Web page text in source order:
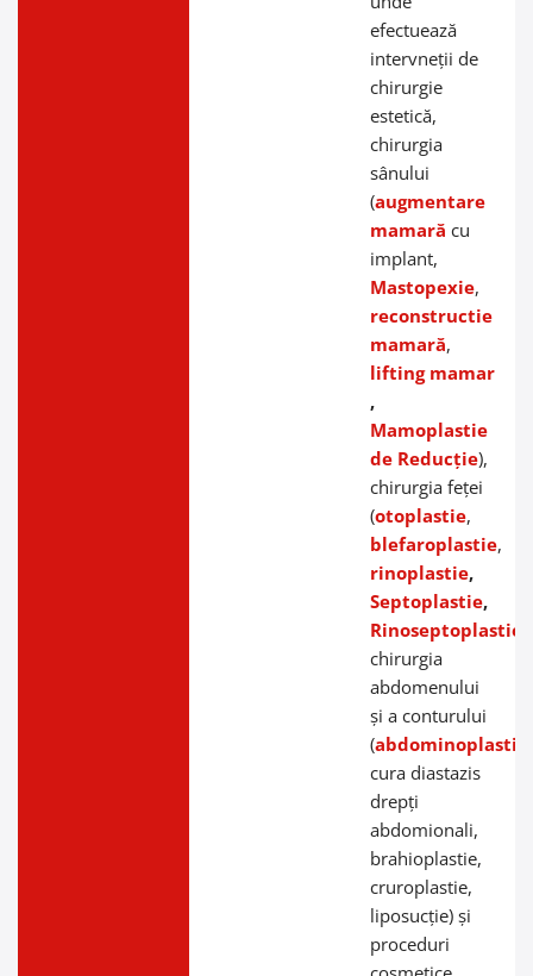
efectuează
intervneții de
chirurgie
estetică,
chirurgia
sânului
(augmentare
mamară cu
implant,
Mastopexie,
reconstructie
mamară,
lifting mamar
,
Mamoplastie
de Reducție),
chirurgia feței
(otoplastie,
blefaroplastie,
rinoplastie,
Septoplastie,
Rinoseptoplastie
chirurgia
abdomenului
și a conturului
(abdominoplastie
cura diastazis
drepți
abdomionali,
brahioplastie,
cruroplastie,
liposucție) și
proceduri